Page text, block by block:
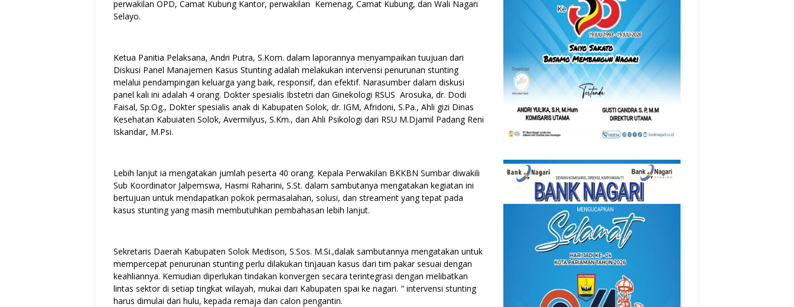
perwakilan OPD, Camat Kubung Kantor, perwakilan Kemenag, Camat Kubung, dan Wali Nagari
Selayo.
Ketua Panitia Pelaksana, Andri Putra, S.Kom. dalam laporannya menyampaikan tuujuan dari
Diskusi Panel Manajemen Kasus Stunting adalah melakukan intervensi penurunan stunting
melalui pendampingan keluarga yang baik, responsif, dan efektif. Narasumber dalam diskusi
panel kali ini adalah 4 orang. Dokter spesialis Ibstetri dan Ginekologi RSUS Arosuka, dr. Dodi
Faisal, Sp.Og., Dokter spesialis anak di Kabupaten Solok, dr. IGM, Afridoni, S.Pa., Ahli gizi Dinas
Kesehatan Kabuiaten Solok, Avermilyus, S.Km., dan Ahli Psikologi dari RSU M.Djamil Padang Reni
Iskandar, M.Psi.
Lebih lanjut ia mengatakan jumlah peserta 40 orang. Kepala Perwakilan BKKBN Sumbar diwakili
Sub Koordinator Jalpemswa, Hasmi Raharini, S.St. dalam sambutanya mengatakan kegiatan ini
bertujuan untuk mendapatkan pokok permasalahan, solusi, dan streament yang tepat pada
kasus stunting yang masih membutuhkan pembahasan lebih lanjut.
Sekretaris Daerah Kabupaten Solok Medison, S.Sos. M.Si.,dalak sambutannya mengatakan untuk
mempercepat penurunan stunting perlu dilakukan tinjauan kasus dari tim pakar sesuai dengan
keahliannya. Kemudian diperlukan tindakan konvergen secara terintegrasi dengan melibatkan
lintas sektor di setiap tingkat wilayah, mukai dari Kabupaten spai ke nagari. " intervensi stunting
harus dimulai dari hulu, kepada remaja dan calon pengantin.